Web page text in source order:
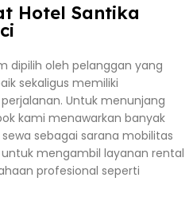
Hotel Santika
dipilih oleh pelanggan yang
sekaligus memiliki
Untuk menunjang
kami menawarkan banyak
sebagai sarana mobilitas
mengambil layanan rental
profesional seperti